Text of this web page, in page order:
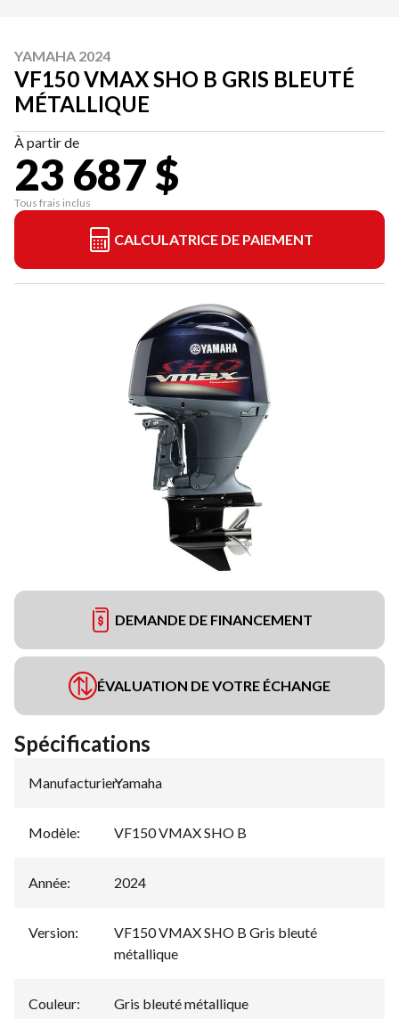
YAMAHA 2024
VF150 VMAX SHO B GRIS BLEUTÉ
MÉTALLIQUE
À partir de
23 687 $
Tous frais inclus
CALCULATRICE DE PAIEMENT
DEMANDE DE FINANCEMENT
ÉVALUATION DE VOTRE ÉCHANGE
Spécifications
Manufacturier:
Yamaha
Modèle: VF150 VMAX SHO B
Année: 2024
Version:
VF150 VMAX SHO B Gris bleuté
métallique
Couleur: Gris bleuté métallique